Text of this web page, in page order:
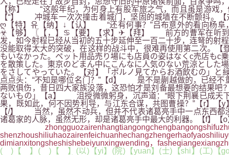
【称】 “这般年纪，为何身上有股军旅之气，而且虽是游戏
【“】 冲城车一次次撞击着城门，坚固的城墙在不断颤抖。
ღ【特】유【纳】↓【认】 “还有何事？”吕布意外的看向杨阜
☣【够】〖【，】♋【要】【求】✈【拜】 前方的曹军在听到
发，如今射程已经从当初的五十步延伸至一百二十步，连弩的射
没能取得太大的突破，在这样的战斗中，很难再使用第二次。
もいなかった。ペット用品売り場にも店員の姿はなくc売店もc
を散策した。東京のどまん中にこんなに人気のない荒涼とした
をさしてやっていた。【对】「ポルノ見てからお酒飲むの」
点点头：“不知是哪位名门？”【d】 是不是蒯越做的，已经不
两败俱伤，昔日四大家族没落，这恐怕才是刘备最想要的结果
ないもの」【a】 沮授微微躬身，沉声道：“眼下荆襄已成天
果，既如此，何不因势利导，与江东合谋，共图曹操？”【r】
【/】 当然，虽然不动兵，但并不代表诸葛亮手中一点东西都
诸葛家的人脉，虽然无形，却是诸葛亮手中最大的利器。【f】【
dimianxitongsheshishebeiyunxingwending，
( )【 】( )【 】(以)【yi】(院)【yuan】(士)【shi】(工)【